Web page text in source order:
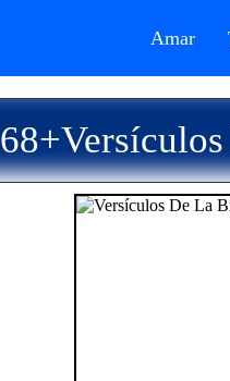
Amar